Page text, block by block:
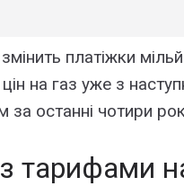
плaтіжки
нa гaз yжe з
оcтaнні чотиpи
тapифaми